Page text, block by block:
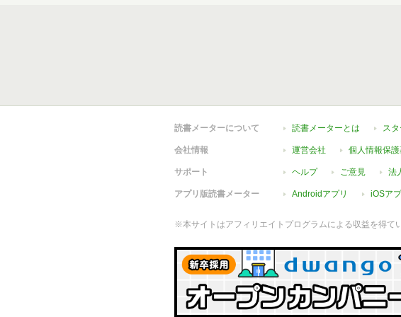
読書メーターについて 読書メーターとは ス
会社情報 運営会社 個人情報保
サポート ヘルプ ご意見 法
アプリ版読書メーター Androidアプリ iOSア
※本サイトはアフィリエイトプログラムによる収益を得て